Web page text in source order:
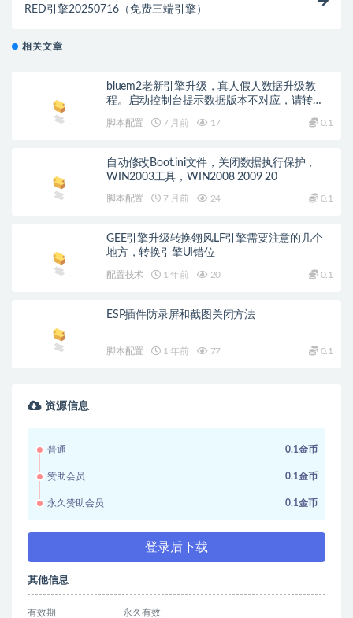
RED引擎20250716（免费三端引擎）
相关文章
bluem2老新引擎升级，真人假人数据升级教
程。启动控制台提示数据版本不对应，请转
脚本配置 7 月前 17 0.1
自动修改Boot.ini文件，关闭数据执行保护，
WIN2003工具，WIN2008 2009 20
脚本配置 7 月前 24 0.1
GEE引擎升级转换翎风LF引擎需要注意的几个
地方，转换引擎UI错位
配置技术 1 年前 20 0.1
ESP插件防录屏和截图关闭方法
脚本配置 1 年前 77 0.1
资源信息
普通 0.1金币
赞助会员 0.1金币
永久赞助会员 0.1金币
登录后下载
其他信息
有效期 永久有效